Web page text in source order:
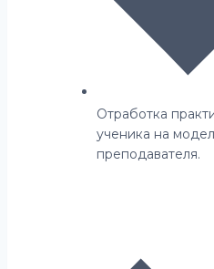
Отработка
ученика на
преподавателя.